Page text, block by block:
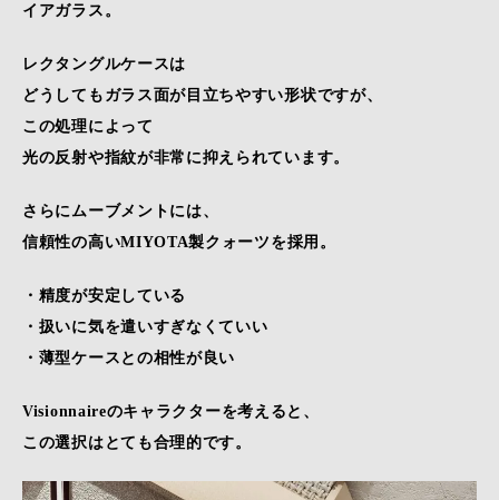
イアガラス。
レクタングルケースは
どうしてもガラス面が目立ちやすい形状ですが、
この処理によって
光の反射や指紋が非常に抑えられています。
さらにムーブメントには、
信頼性の高いMIYOTA製クォーツを採用。
・精度が安定している
・扱いに気を遣いすぎなくていい
・薄型ケースとの相性が良い
Visionnaireのキャラクターを考えると、
この選択はとても合理的です。